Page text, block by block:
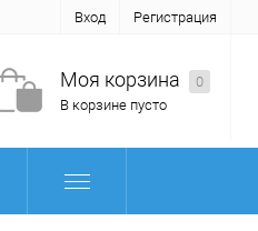
Вход Регистрация
Моя корзина
0
В корзине пусто